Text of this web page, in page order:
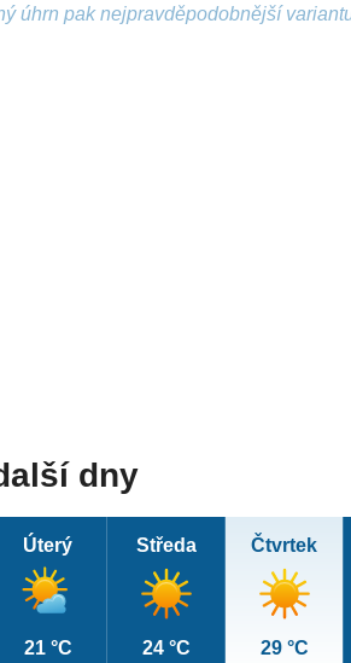
úhrn pak nejpravděpodobnější
dny
Úterý
21 °C
Středa
24 °C
Čtvrtek
29 °C